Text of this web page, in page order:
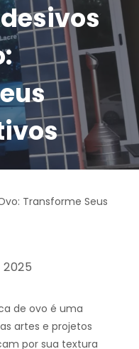
de ovo é uma
artes e projetos
por sua textura